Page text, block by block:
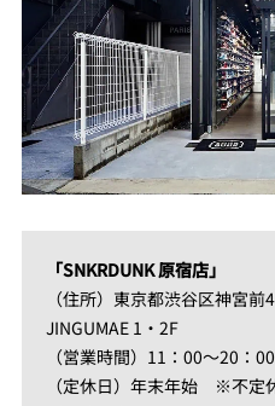
「SNKRDUNK 原宿店」
（住所）東京都渋谷区神宮
JINGUMAE 1・2F
（営業時間）11：00～20：00
（定休日）年末年始 ※不定